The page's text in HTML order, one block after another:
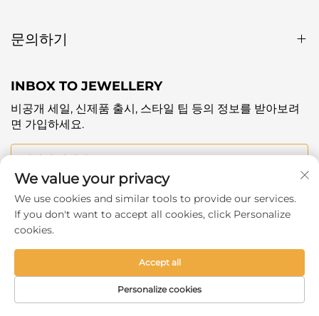
문의하기
INBOX TO JEWELLERY
비공개 세일, 신제품 출시, 스타일 팁 등의 정보를 받아보려
면 가입하세요.
귀하의 이메일
Subscribe
Copyright © 2025 by Hangzhou Ever Shine Outdoor
We value your privacy
We use cookies and similar tools to provide our services.
If you don't want to accept all cookies, click Personalize
cookies.
Personalize cookies
Accept all